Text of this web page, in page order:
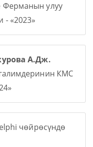
Ферманын улуу
«2023»
А.Дж.
КМС
чөйрөсүндө